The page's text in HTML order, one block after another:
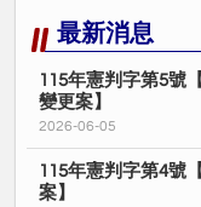
最新消息
115年憲判字第5號
變更案】
2026-06-05
115年憲判字第4號
案】